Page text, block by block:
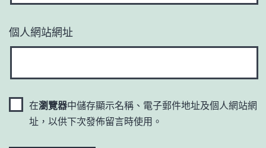
個人網站網址
在瀏覽器中儲存顯示名稱、電子郵件地址及個人網站網
址，以供下次發佈留言時使用。